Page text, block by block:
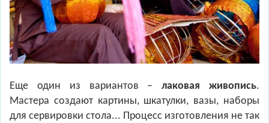
Еще один из вариантов –лаковая живопись.
Мастера создают картины, шкатулки, вазы, наборы
для сервировки стола... Процесс изготовления не так